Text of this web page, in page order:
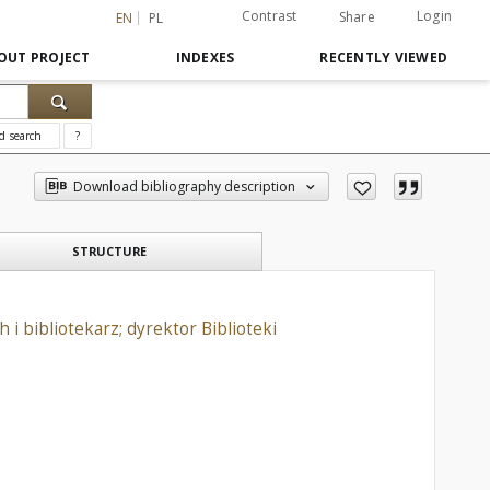
EN PL Contrast Share Login
PROJECT INDEXES RECENTLY VIEWED
search ?
Download bibliography description
STRUCTURE
i bibliotekarz; dyrektor Biblioteki